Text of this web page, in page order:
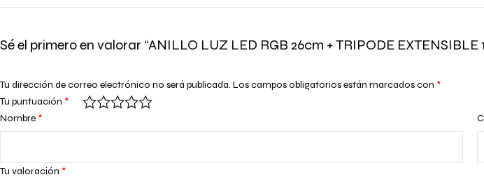
Sé el primero en valorar “ANILLO LUZ LED RGB 26cm + TRIPODE EXTENSIBLE
Tu dirección de correo electrónico no será publicada. Los campos obligatorios están marcados con *
Tu puntuación *
Tu valoración *
Nombre *